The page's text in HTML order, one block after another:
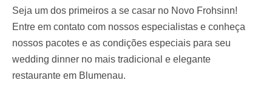
Seja um dos primeiros a se casar no Novo Frohsinn!
Entre em contato com nossos especialistas e conheça
nossos pacotes e as condições especiais para seu
wedding dinner no mais tradicional e elegante
restaurante em Blumenau.